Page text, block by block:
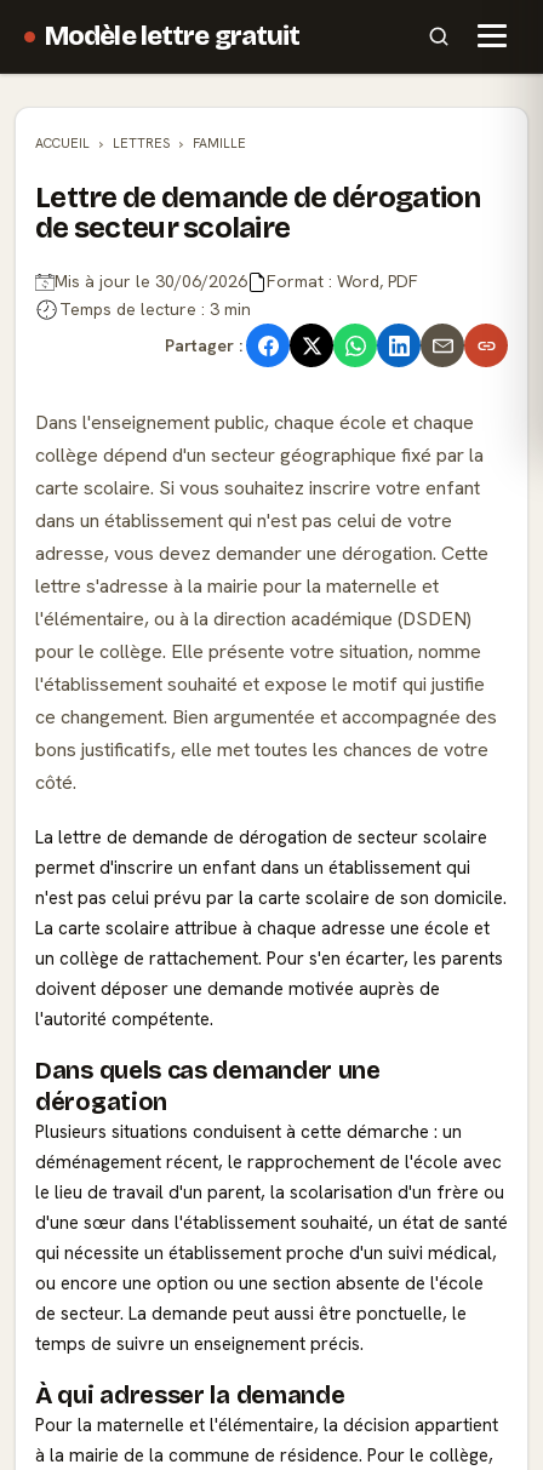
Modèle lettre gratuit
ACCUEIL LETTRES FAMILLE
Lettre de demande de dérogation
de secteur scolaire
Mis à jour le 30/06/2026
Format : Word, PDF
Temps de lecture : 3 min
Partager :
Dans l'enseignement public, chaque école et chaque
collège dépend d'un secteur géographique fixé par la
carte scolaire. Si vous souhaitez inscrire votre enfant
dans un établissement qui n'est pas celui de votre
adresse, vous devez demander une dérogation. Cette
lettre s'adresse à la mairie pour la maternelle et
l'élémentaire, ou à la direction académique (DSDEN)
pour le collège. Elle présente votre situation, nomme
l'établissement souhaité et expose le motif qui justifie
ce changement. Bien argumentée et accompagnée des
bons justificatifs, elle met toutes les chances de votre
côté.
La lettre de demande de dérogation de secteur scolaire
permet d'inscrire un enfant dans un établissement qui
n'est pas celui prévu par la carte scolaire de son domicile.
La carte scolaire attribue à chaque adresse une école et
un collège de rattachement. Pour s'en écarter, les parents
doivent déposer une demande motivée auprès de
l'autorité compétente.
Dans quels cas demander une
dérogation
Plusieurs situations conduisent à cette démarche : un
déménagement récent, le rapprochement de l'école avec
le lieu de travail d'un parent, la scolarisation d'un frère ou
d'une sœur dans l'établissement souhaité, un état de santé
qui nécessite un établissement proche d'un suivi médical,
ou encore une option ou une section absente de l'école
de secteur. La demande peut aussi être ponctuelle, le
temps de suivre un enseignement précis.
À qui adresser la demande
Pour la maternelle et l'élémentaire, la décision appartient
à la mairie de la commune de résidence. Pour le collège,